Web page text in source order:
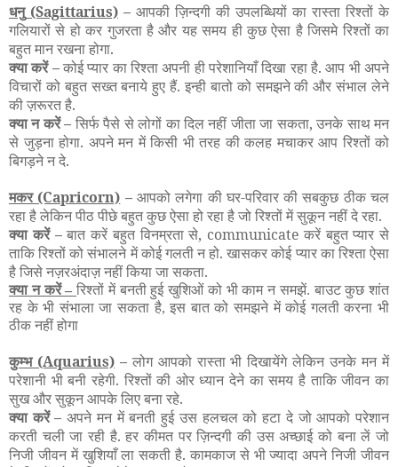
धनु(Sagittarius) – आपकी ज़िन्दगी की उपलब्धियों का रास्ता रिश्तों के
गलियारों से हो कर गुजरता है और यह समय ही कुछ ऐसा है जिसमे रिश्तों का
बहुत मान रखना होगा.
क्या करें –कोई प्यार का रिश्ता अपनी ही परेशानियाँ दिखा रहा है. आप भी अपने
विचारों को बहुत सख्त बनाये हुए हैं. इन्ही बातो को समझने की और संभाल लेने
की ज़रूरत है.
क्या न करें – सिर्फ पैसे से लोगों का दिल नहीं जीता जा सकता, उनके साथ मन
से जुड़ना होगा. अपने मन में किसी भी तरह की कलह मचाकर आप रिश्तों को
बिगड़ने न दे.
मकर(Capricorn) – आपको लगेगा की घर-परिवार की सबकुछ ठीक चल
रहा है लेकिन पीठ पीछे बहुत कुछ ऐसा हो रहा है जो रिश्तों में सुकून नहीं दे रहा.
क्या करें –बात करें बहुत विनम्रता से, communicate करें बहुत प्यार से
ताकि रिश्तों को संभालने में कोई गलती न हो. खासकर कोई प्यार का रिश्ता ऐसा
है जिसे नज़रअंदाज़ नहीं किया जा सकता.
क्या न करें – रिश्तों में बनती हुई खुशिओं को भी काम न समझें. बाउट कुछ शांत
रह के भी संभाला जा सकता है, इस बात को समझने में कोई गलती करना भी
ठीक नहीं होगा
कुम्भ(Aquarius)– लोग आपको रास्ता भी दिखायेंगे लेकिन उनके मन में
परेशानी भी बनी रहेगी. रिश्तों की ओर ध्यान देने का समय है ताकि जीवन का
सुख और सुकून आपके लिए बना रहे.
क्या करें –अपने मन में बनती हुई उस हलचल को हटा दे जो आपको परेशान
करती चली जा रही है. हर कीमत पर ज़िन्दगी की उस अच्छाई को बना लें जो
निजी जीवन में खुशियाँ ला सकती है. कामकाज से भी ज्यादा अपने निजी जीवन